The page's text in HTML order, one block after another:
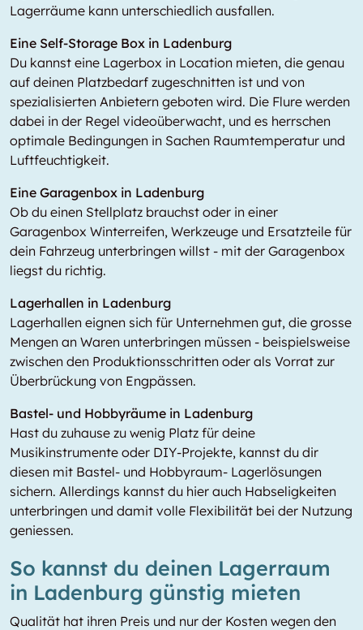
Lagerräume kann unterschiedlich ausfallen.
Eine Self-Storage Box in Ladenburg
Du kannst eine Lagerbox in Location mieten, die genau
auf deinen Platzbedarf zugeschnitten ist und von
spezialisierten Anbietern geboten wird. Die Flure werden
dabei in der Regel videoüberwacht, und es herrschen
optimale Bedingungen in Sachen Raumtemperatur und
Luftfeuchtigkeit.
Eine Garagenbox in Ladenburg
Ob du einen Stellplatz brauchst oder in einer
Garagenbox Winterreifen, Werkzeuge und Ersatzteile für
dein Fahrzeug unterbringen willst - mit der Garagenbox
liegst du richtig.
Lagerhallen in Ladenburg
Lagerhallen eignen sich für Unternehmen gut, die grosse
Mengen an Waren unterbringen müssen - beispielsweise
zwischen den Produktionsschritten oder als Vorrat zur
Überbrückung von Engpässen.
Bastel- und Hobbyräume in Ladenburg
Hast du zuhause zu wenig Platz für deine
Musikinstrumente oder DIY-Projekte, kannst du dir
diesen mit Bastel- und Hobbyraum- Lagerlösungen
sichern. Allerdings kannst du hier auch Habseligkeiten
unterbringen und damit volle Flexibilität bei der Nutzung
geniessen.
So kannst du deinen Lagerraum
in Ladenburg günstig mieten
Qualität hat ihren Preis und nur der Kosten wegen den